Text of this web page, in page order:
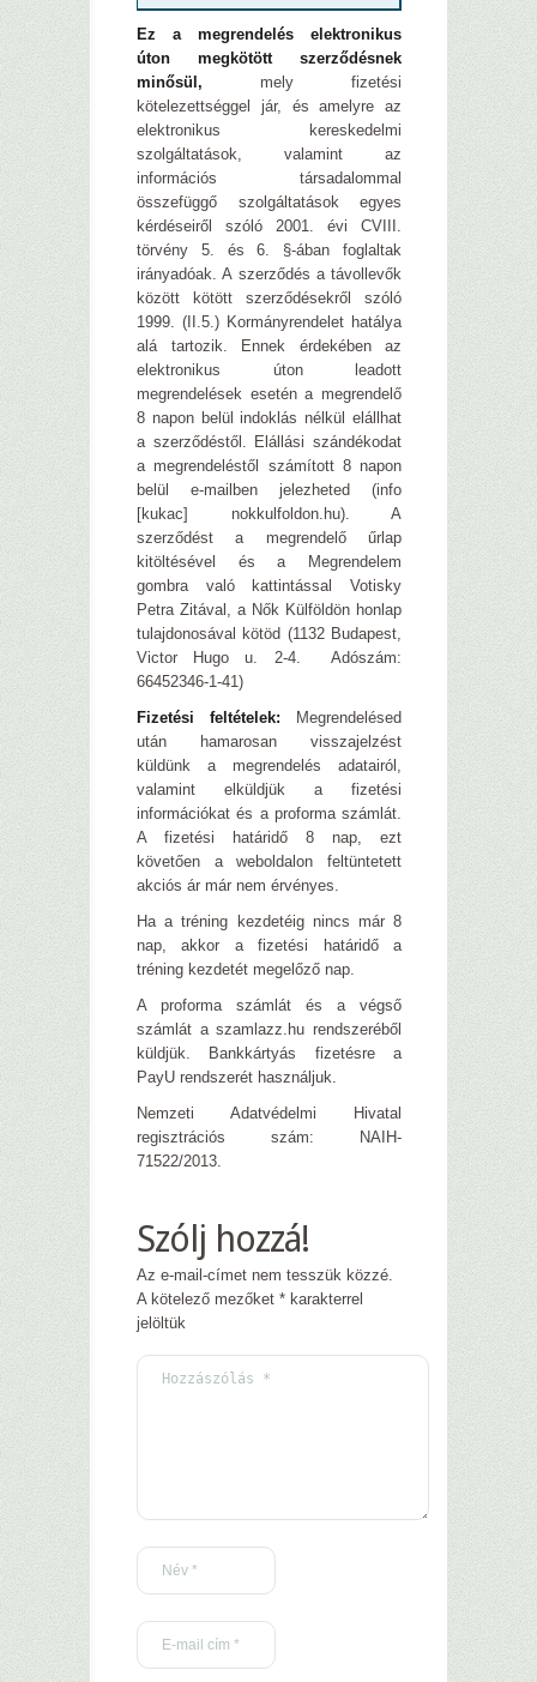
Ez a megrendelés elektronikus
úton megkötött szerződésnek
minősül, mely fizetési
kötelezettséggel jár, és amelyre az
elektronikus kereskedelmi
szolgáltatások, valamint az
információs társadalommal
összefüggő szolgáltatások egyes
kérdéseiről szóló 2001. évi CVIII.
törvény 5. és 6. §-ában foglaltak
irányadóak. A szerződés a távollevők
között kötött szerződésekről szóló
1999. (II.5.) Kormányrendelet hatálya
alá tartozik. Ennek érdekében az
elektronikus úton leadott
megrendelések esetén a megrendelő
8 napon belül indoklás nélkül elállhat
a szerződéstől. Elállási szándékodat
a megrendeléstől számított 8 napon
belül e-mailben jelezheted (info
[kukac] nokkulfoldon.hu). A
szerződést a megrendelő űrlap
kitöltésével és a Megrendelem
gombra való kattintással Votisky
Petra Zitával, a Nők Külföldön honlap
tulajdonosával kötöd (1132 Budapest,
Victor Hugo u. 2-4. Adószám:
66452346-1-41)
Fizetési feltételek: Megrendelésed
után hamarosan visszajelzést
küldünk a megrendelés adatairól,
valamint elküldjük a fizetési
információkat és a proforma számlát.
A fizetési határidő 8 nap, ezt
követően a weboldalon feltüntetett
akciós ár már nem érvényes.
Ha a tréning kezdetéig nincs már 8
nap, akkor a fizetési határidő a
tréning kezdetét megelőző nap.
A proforma számlát és a végső
számlát a szamlazz.hu rendszeréből
küldjük. Bankkártyás fizetésre a
PayU rendszerét használjuk.
Nemzeti Adatvédelmi Hivatal
regisztrációs szám: NAIH-
71522/2013.
Szólj hozzá!
Az e-mail-címet nem tesszük közzé.
A kötelező mezőket * karakterrel
jelöltük